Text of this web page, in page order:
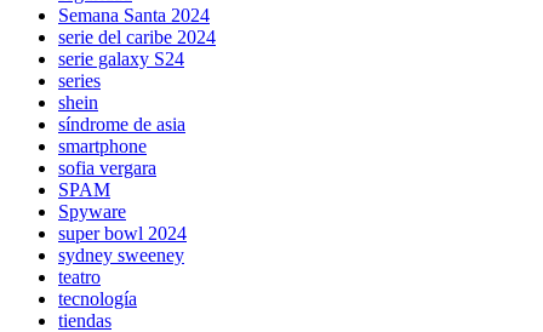
Semana Santa 2024
serie del caribe 2024
serie galaxy S24
series
shein
síndrome de asia
smartphone
sofia vergara
SPAM
Spyware
super bowl 2024
sydney sweeney
teatro
tecnología
tiendas